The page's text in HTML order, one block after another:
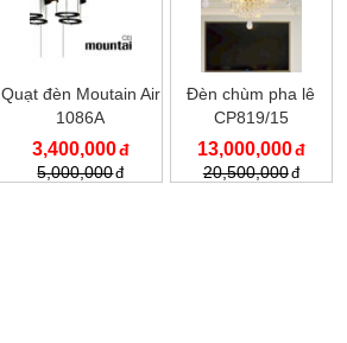
Quạt đèn Moutain Air
1086A
3,400,000
5,000,000
Đèn chùm pha lê
CP819/15
13,000,000
20,500,000